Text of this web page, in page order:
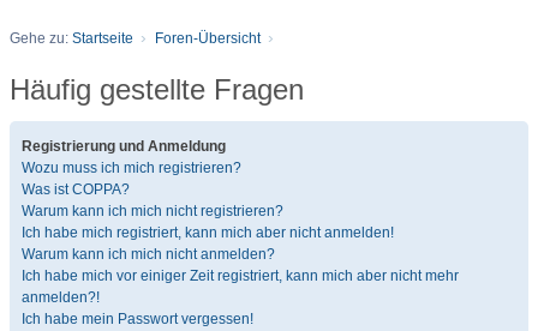
Gehe zu: Startseite Foren-Übersicht
Häufig gestellte Fragen
Registrierung und Anmeldung
Wozu muss ich mich registrieren?
Was ist COPPA?
Warum kann ich mich nicht registrieren?
Ich habe mich registriert, kann mich aber nicht anmelden!
Warum kann ich mich nicht anmelden?
Ich habe mich vor einiger Zeit registriert, kann mich aber nicht mehr
anmelden?!
Ich habe mein Passwort vergessen!